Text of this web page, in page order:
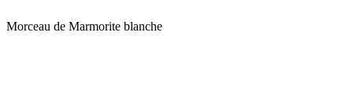
Morceau de Marmorite blanche